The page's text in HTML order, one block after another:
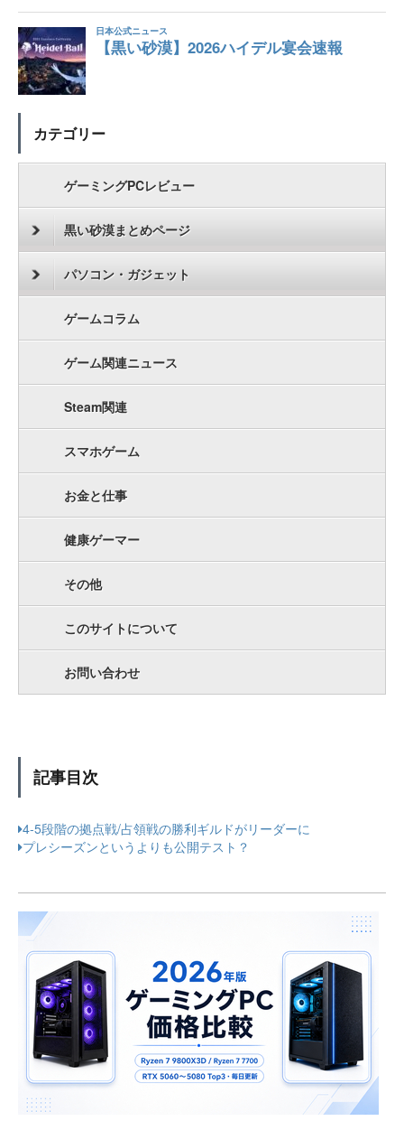
カテゴリー
ゲーミングPCレビュー
黒い砂漠まとめページ
パソコン・ガジェット
ゲームコラム
ゲーム関連ニュース
Steam関連
スマホゲーム
お金と仕事
健康ゲーマー
その他
このサイトについて
お問い合わせ
記事目次
4-5段階の拠点戦/占領戦の勝利ギルドがリーダーに
プレシーズンというよりも公開テスト？